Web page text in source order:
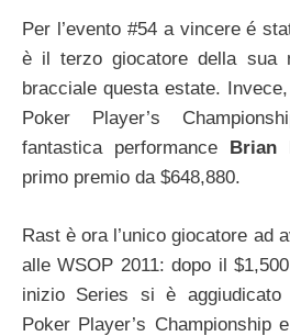
Per l’evento #54 a vincere é
è il terzo giocatore della sua
bracciale questa estate.
Poker Player’s
fantastica performance Brian
primo premio da $648,880.
Rast è ora l’unico giocatore ad
alle WSOP 2011: dopo il
inizio Series si è aggiudicato
Poker Player’s Championship